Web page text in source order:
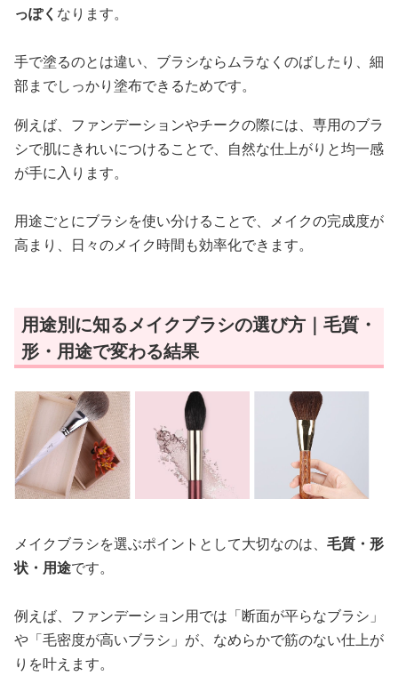
っぽく なります。
手で塗るのとは違い、ブラシならムラなくのばしたり、細
部までしっかり塗布できるためです。
例えば、ファンデーションやチークの際には、専用のブラ
シで肌にきれいにつけることで、自然な仕上がりと均一感
が手に入ります。
用途ごとにブラシを使い分けることで、メイクの完成度が
高まり、日々のメイク時間も効率化できます。
用途別に知るメイクブラシの選び方｜毛質・
形・用途で変わる結果
メイクブラシを選ぶポイントとして大切なのは、 毛質・形
状・用途です。
例えば、ファンデーション用では「断面が平らなブラシ」
や「毛密度が高いブラシ」が、なめらかで筋のない仕上が
りを叶えます。